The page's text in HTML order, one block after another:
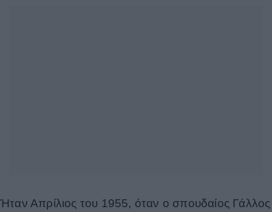
Ήταν Απρίλιος του 1955, όταν ο σπουδαίος Γάλλος